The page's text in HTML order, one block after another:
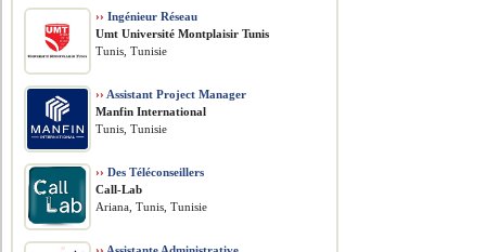
›› Ingénieur Réseau
Umt Université Montplaisir Tunis
Tunis, Tunisie
›› Assistant Project Manager
Manfin International
Tunis, Tunisie
›› Des Téléconseillers
Call-Lab
Ariana, Tunis, Tunisie